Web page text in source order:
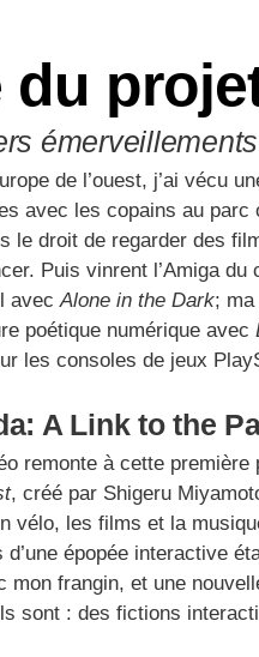
du
émerveillements
de l’ouest, j’ai vécu
avec les copains au
le droit de regarder des
Puis vinrent l’Amiga
avec Alone in the Dark; ma
poétique numérique avec
les consoles de jeux
A Link to the
remonte à cette
, créé par Shigeru
vélo, les films et la
épopée interactive
frangin, et une
sont : des fictions